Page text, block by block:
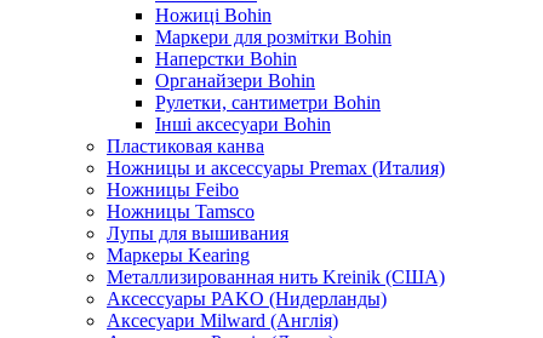
Ножиці Bohin
Маркери для розмітки Bohin
Наперстки Bohin
Органайзери Bohin
Рулетки, сантиметри Bohin
Інші аксесуари Bohin
Пластиковая канва
Ножницы и аксессуары Premax (Италия)
Ножницы Feibo
Ножницы Tamsco
Лупы для вышивания
Маркеры Kearing
Металлизированная нить Kreinik (США)
Аксессуары PAKO (Нидерланды)
Аксесуари Milward (Англія)